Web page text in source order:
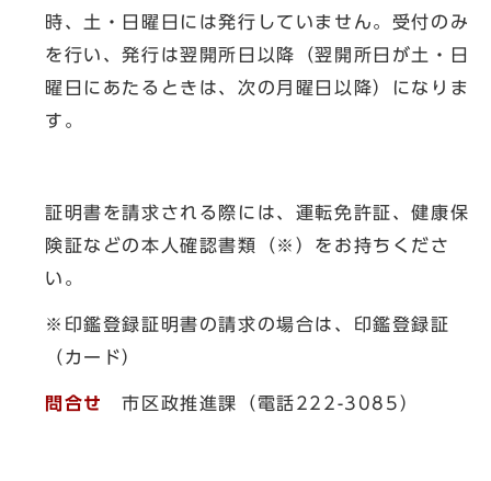
時、土・日曜日には発行していません。受付のみ
を行い、発行は翌開所日以降（翌開所日が土・日
曜日にあたるときは、次の月曜日以降）になりま
す。
証明書を請求される際には、運転免許証、健康保
険証などの本人確認書類（※）をお持ちくださ
い。
※印鑑登録証明書の請求の場合は、印鑑登録証
（カード）
問合せ 市区政推進課（電話222-3085）